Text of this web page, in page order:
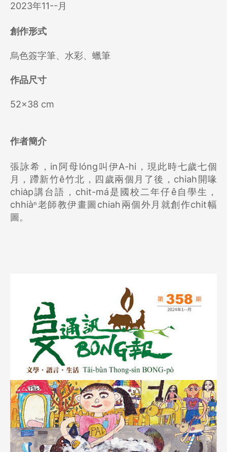
2023年11--月
創作形式
烏色簽字筆、水彩、蠟筆
作品尺寸
52x38 cm
作者簡介
張詠希，in阿母lóng叫伊A-hi，現此時七歲七個
月，蹛新竹ê竹北，四歲兩個月了後，chiah開喙
chia̍p講台語，chit-má是國校二年仔ê自學生，
chhiàⁿ老師教伊畫圖chiah兩個外月就創作chit幅
圖。